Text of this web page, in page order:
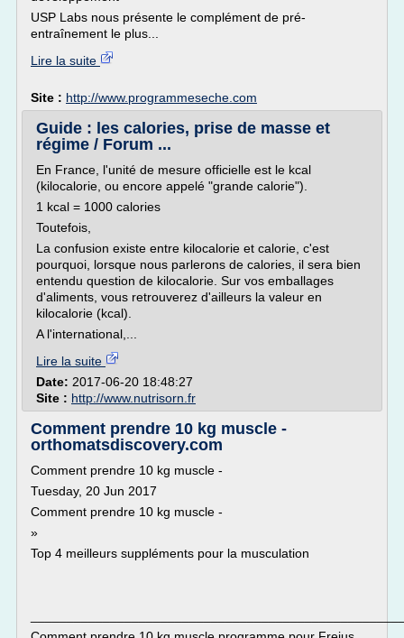
USP Labs nous présente le complément de pré-
entraînement le plus...
Lire la suite
Site : http://www.programmeseche.com
Guide : les calories, prise de masse et
régime / Forum ...
En France, l'unité de mesure officielle est le kcal
(kilocalorie, ou encore appelé "grande calorie").
1 kcal = 1000 calories
Toutefois,
La confusion existe entre kilocalorie et calorie, c'est
pourquoi, lorsque nous parlerons de calories, il sera bien
entendu question de kilocalorie. Sur vos emballages
d'aliments, vous retrouverez d'ailleurs la valeur en
kilocalorie (kcal).
A l'international,...
Lire la suite
Date: 2017-06-20 18:48:27
Site : http://www.nutrisorn.fr
Comment prendre 10 kg muscle -
orthomatsdiscovery.com
Comment prendre 10 kg muscle -
Tuesday, 20 Jun 2017
Comment prendre 10 kg muscle -
»
Top 4 meilleurs suppléments pour la musculation